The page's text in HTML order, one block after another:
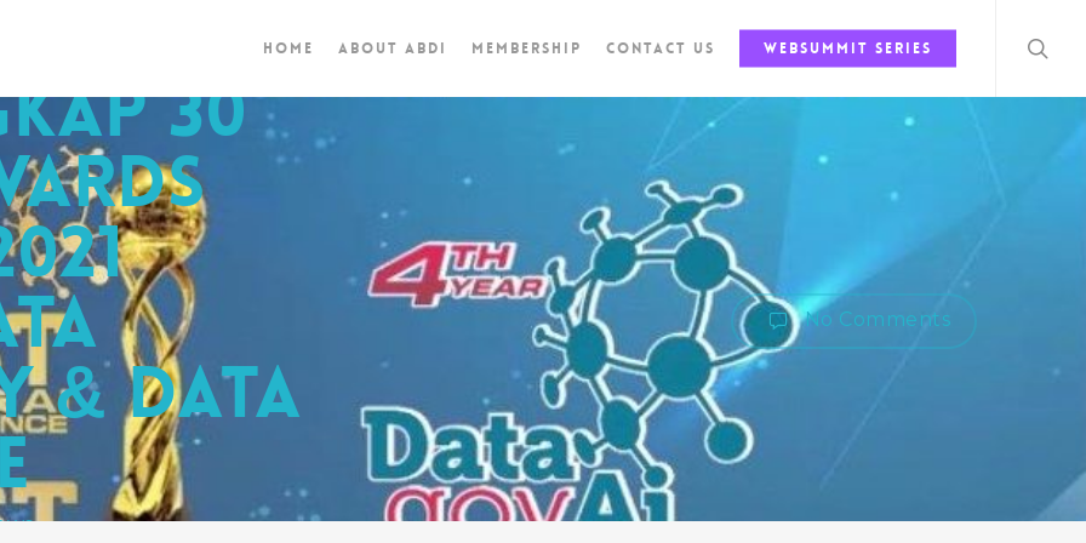
Home About ABDI Membership Contact Us Websummit Series
30
& Data
No Comments